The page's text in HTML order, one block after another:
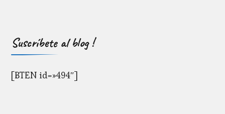
Suscríbete al blog !
[BTEN id=»494″]